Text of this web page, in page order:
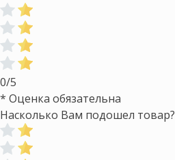
0/5
* Оценка обязательна
Насколько Вам подошел товар?